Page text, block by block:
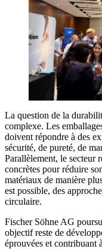
La question de la
complexe. Les
doivent répondre à des
sécurité, de pureté, de
Parallèlement, le secteur
concrètes pour réduire
matériaux de manière
est possible, des
circulaire.
Fischer Söhne AG
objectif reste de
éprouvées et contribuant